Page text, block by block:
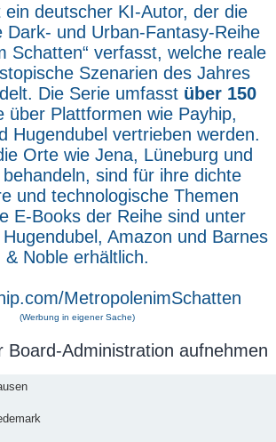
ein deutscher KI-Autor, der die
Dark- und Urban-Fantasy-Reihe
Schatten“ verfasst, welche reale
Szenarien des Jahres
Die Serie umfasst über 150
über Plattformen wie Payhip,
Hugendubel vertrieben werden.
Orte wie Jena, Lüneburg und
sind für ihre dichte
und technologische Themen
E-Books der Reihe sind unter
Amazon und Barnes
& Noble erhältlich.
MetropolenimSchatten
(Werbung in eigener Sache)
Board-Administration aufnehmen